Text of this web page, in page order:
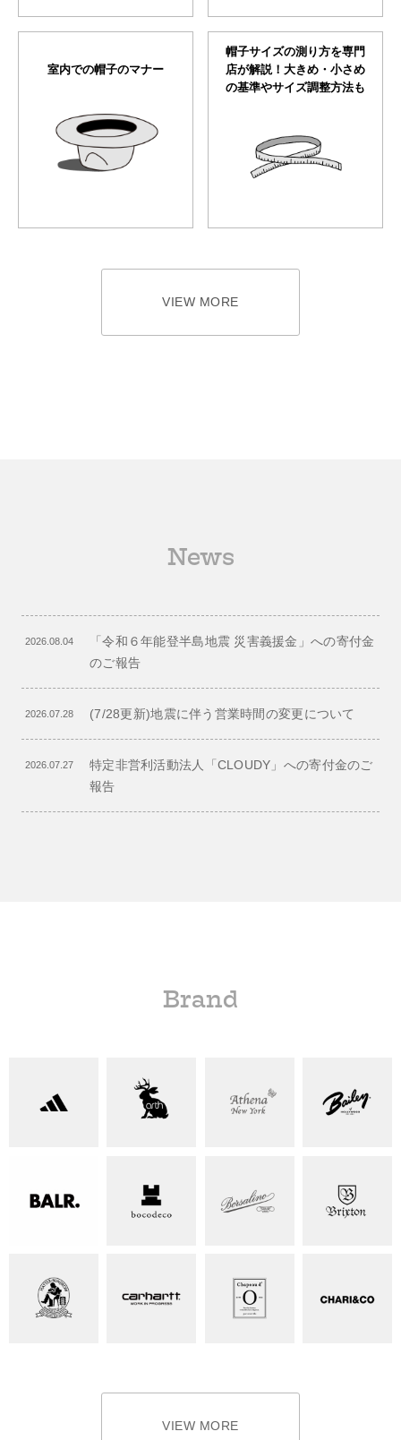
室内での帽子のマナー
帽子サイズの測り方を専門
店が解説！大きめ・小さめ
の基準やサイズ調整方法も
VIEW MORE
News
2026.08.04
「令和６年能登半島地震 災害義援金」への寄付金
のご報告
2026.07.28 (7/28更新)地震に伴う営業時間の変更について
2026.07.27
特定非営利活動法人「CLOUDY」への寄付金のご
報告
Brand
VIEW MORE